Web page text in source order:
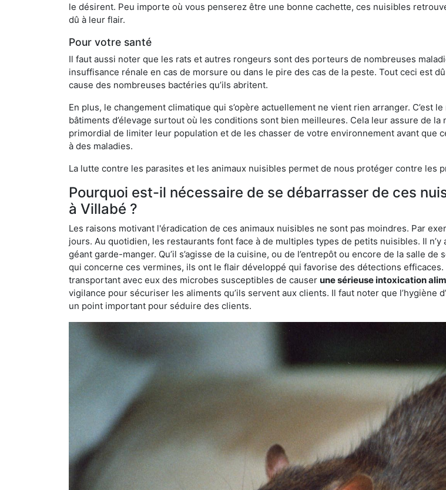
le désirent. Peu importe où vous penserez être une bonne cachette, ces nuisibles
dû à leur flair.
Pour votre santé
Il faut aussi noter que les rats et autres rongeurs sont des porteurs de nombreuses
insuffisance rénale en cas de morsure ou dans le pire des cas de la peste. Tout ceci est
cause des nombreuses bactéries qu’ils abritent.
En plus, le changement climatique qui s’opère actuellement ne vient rien arranger. C’est
bâtiments d’élevage surtout où les conditions sont bien meilleures. Cela leur assure de
primordial de limiter leur population et de les chasser de votre environnement avant que
à des maladies.
La lutte contre les parasites et les animaux nuisibles permet de nous protéger contre les
Pourquoi est-il nécessaire de se débarrasser de ces
à Villabé ?
Les raisons motivant l'éradication de ces animaux nuisibles ne sont pas moindres. Par
jours. Au quotidien, les restaurants font face à de multiples types de petits nuisibles. Il
géant garde-manger. Qu’il s’agisse de la cuisine, ou de l’entrepôt ou encore de la salle
qui concerne ces vermines, ils ont le flair développé qui favorise des détections
transportant avec eux des microbes susceptibles de causer une sérieuse intoxication
vigilance pour sécuriser les aliments qu’ils servent aux clients. Il faut noter que l’hygiène
un point important pour séduire des clients.